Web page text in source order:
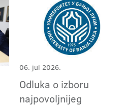
06. jul 2026.
Odluka o izboru
najpovoljnijeg